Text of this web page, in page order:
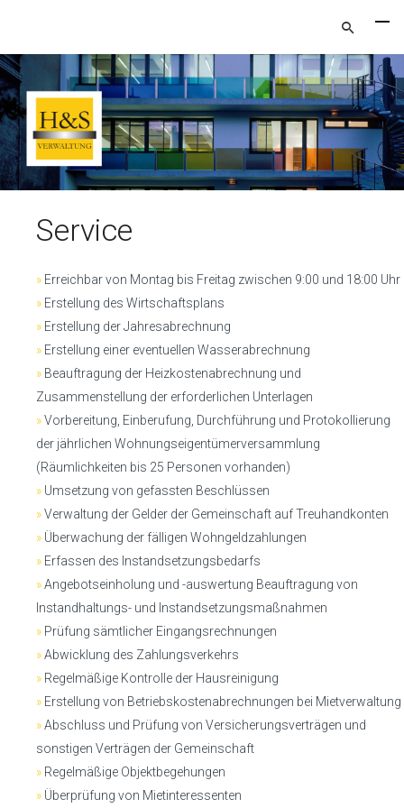
Service
» Erreichbar von Montag bis Freitag zwischen 9:00 und 18:00 Uhr
» Erstellung des Wirtschaftsplans
» Erstellung der Jahresabrechnung
» Erstellung einer eventuellen Wasserabrechnung
» Beauftragung der Heizkostenabrechnung und
Zusammenstellung der erforderlichen Unterlagen
»Vorbereitung, Einberufung, Durchführung und Protokollierung
der jährlichen Wohnungseigentümerversammlung
(Räumlichkeiten bis 25 Personen vorhanden)
» Umsetzung von gefassten Beschlüssen
»Verwaltung der Gelder der Gemeinschaft auf Treuhandkonten
» Überwachung der fälligen Wohngeldzahlungen
» Erfassen des Instandsetzungsbedarfs
»Angebotseinholung und -auswertung Beauftragung von
Instandhaltungs- und Instandsetzungsmaßnahmen
» Prüfung sämtlicher Eingangsrechnungen
»Abwicklung des Zahlungsverkehrs
» Regelmäßige Kontrolle der Hausreinigung
» Erstellung von Betriebskostenabrechnungen bei Mietverwaltung
»Abschluss und Prüfung von Versicherungsverträgen und
sonstigen Verträgen der Gemeinschaft
» Regelmäßige Objektbegehungen
» Überprüfung von Mietinteressenten